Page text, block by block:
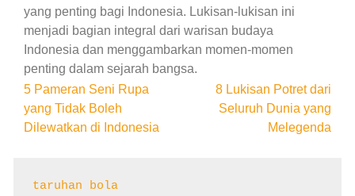
yang penting bagi Indonesia. Lukisan-lukisan ini
menjadi bagian integral dari warisan budaya
Indonesia dan menggambarkan momen-momen
penting dalam sejarah bangsa.
Post
navigation
5 Pameran Seni Rupa
yang Tidak Boleh
Dilewatkan di Indonesia
8 Lukisan Potret dari
Seluruh Dunia yang
Melegenda
taruhan bola